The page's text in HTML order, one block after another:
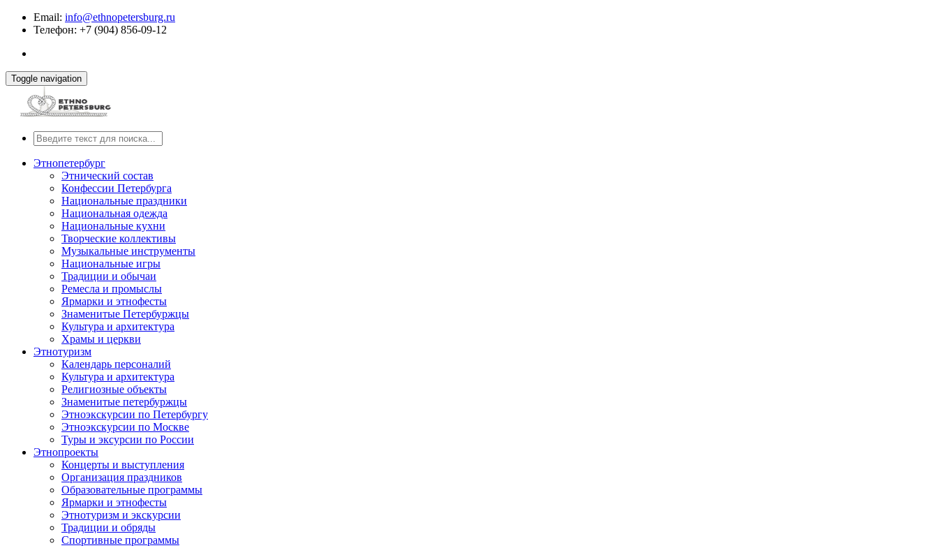
Email: info@ethnopetersburg.ru
Телефон: +7 (904) 856-09-12
Toggle navigation
Этнопетербург
Этнический состав
Конфессии Петербурга
Национальные праздники
Национальная одежда
Национальные кухни
Творческие коллективы
Музыкальные инструменты
Национальные игры
Традиции и обычаи
Ремесла и промыслы
Ярмарки и этнофесты
Знаменитые Петербуржцы
Культура и архитектура
Храмы и церкви
Этнотуризм
Календарь персоналий
Культура и архитектура
Религиозные объекты
Знаменитые петербуржцы
Этноэкскурсии по Петербургу
Этноэкскурсии по Москве
Туры и эксурсии по России
Этнопроекты
Концерты и выступления
Организация праздников
Образовательные программы
Ярмарки и этнофесты
Этнотуризм и экскурсии
Традиции и обряды
Спортивные программы